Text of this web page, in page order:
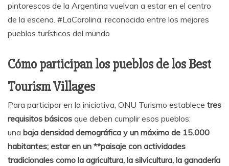
pintorescos de la Argentina vuelvan a estar en el centro
de la escena. #LaCarolina, reconocida entre los mejores
pueblos turísticos del mundo
Cómo participan los pueblos de los Best
Tourism Villages
Para participar en la iniciativa, ONU Turismo establece tres
requisitos básicos que deben cumplir esos pueblos:
una baja densidad demográfica y un máximo de 15.000
habitantes; estar en un **paisaje con actividades
tradicionales como la agricultura, la silvicultura, la ganadería